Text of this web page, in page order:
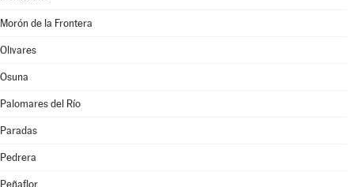
Morón de la Frontera
Olivares
Osuna
Palomares del Río
Paradas
Pedrera
Peñaflor